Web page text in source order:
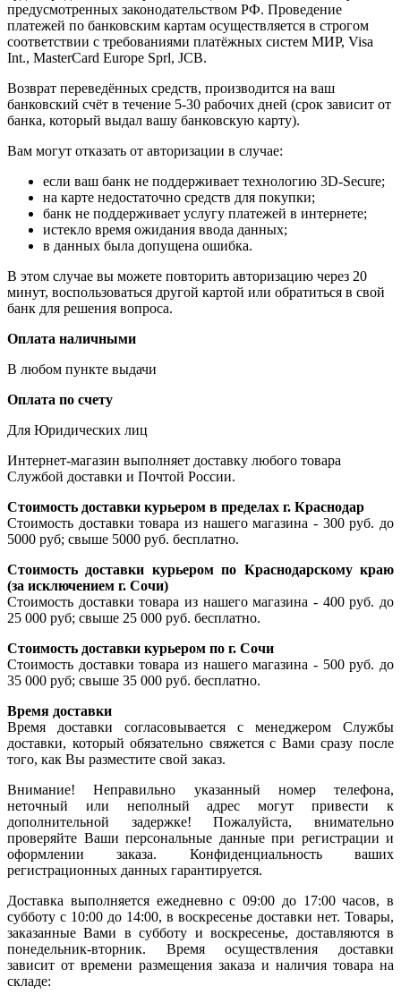
предусмотренных законодательством РФ. Проведение
платежей по банковским картам осуществляется в строгом
соответствии с требованиями платёжных систем МИР, Visa
Int., MasterCard Europe Sprl, JCB.
Возврат переведённых средств, производится на ваш
банковский счёт в течение 5-30 рабочих дней (срок зависит от
банка, который выдал вашу банковскую карту).
Вам могут отказать от авторизации в случае:
если ваш банк не поддерживает технологию 3D-Secure;
на карте недостаточно средств для покупки;
банк не поддерживает услугу платежей в интернете;
истекло время ожидания ввода данных;
в данных была допущена ошибка.
В этом случае вы можете повторить авторизацию через 20
минут, воспользоваться другой картой или обратиться в свой
банк для решения вопроса.
Оплата наличными
В любом пункте выдачи
Оплата по счету
Для Юридических лиц
Интернет-магазин выполняет доставку любого товара
Службой доставки и Почтой России.
Стоимость доставки курьером в пределах г. Краснодар
Стоимость доставки товара из нашего магазина - 300 руб. до
5000 руб; свыше 5000 руб. бесплатно.
Стоимость доставки курьером по Краснодарскому краю
(за исключением г. Сочи)
Стоимость доставки товара из нашего магазина - 400 руб. до
25 000 руб; свыше 25 000 руб. бесплатно.
Стоимость доставки курьером по г. Сочи
Стоимость доставки товара из нашего магазина - 500 руб. до
35 000 руб; свыше 35 000 руб. бесплатно.
Время доставки
Время доставки согласовывается с менеджером Службы
доставки, который обязательно свяжется с Вами сразу после
того, как Вы разместите свой заказ.
Внимание! Неправильно указанный номер телефона,
неточный или неполный адрес могут привести к
дополнительной задержке! Пожалуйста, внимательно
проверяйте Ваши персональные данные при регистрации и
оформлении заказа. Конфиденциальность ваших
регистрационных данных гарантируется.
Доставка выполняется ежедневно с 09:00 до 17:00 часов, в
субботу с 10:00 до 14:00, в воскресенье доставки нет. Товары,
заказанные Вами в субботу и воскресенье, доставляются в
понедельник-вторник. Время осуществления доставки
зависит от времени размещения заказа и наличия товара на
складе: